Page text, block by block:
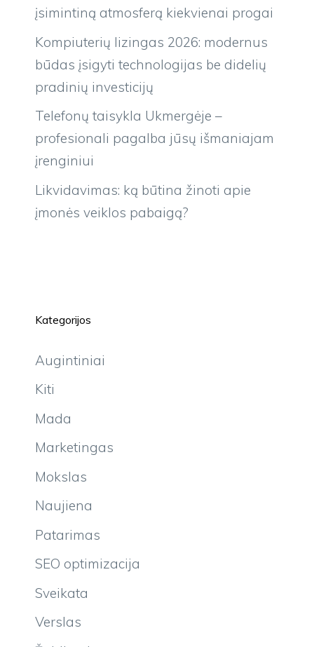
įsimintiną atmosferą kiekvienai progai
Kompiuterių lizingas 2026: modernus
būdas įsigyti technologijas be didelių
pradinių investicijų
Telefonų taisykla Ukmergėje –
profesionali pagalba jūsų išmaniajam
įrenginiui
Likvidavimas: ką būtina žinoti apie
įmonės veiklos pabaigą?
Kategorijos
Augintiniai
Kiti
Mada
Marketingas
Mokslas
Naujiena
Patarimas
SEO optimizacija
Sveikata
Verslas